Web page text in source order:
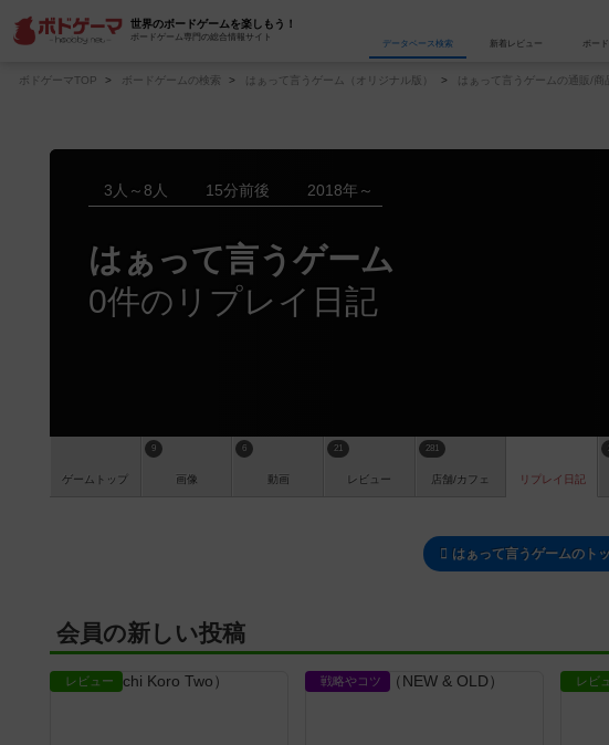
世界のボードゲームを楽しもう！
ボードゲーム専門の総合情報サイト
データベース 検索 新着レビュー
ボドゲーマTOP ボードゲームの検索 はぁって言うゲーム（オリジナル版） はぁって言うゲームの通販/商
3人～8人 15分前後 2018年～
はぁって言うゲーム
0件のリプレイ日記
ゲーム トップ
9
画像
6
動画
21
レビュー
281
店舗/カフェ リプレイ 日記
はぁって言うゲームのト
会員の新しい投稿
レビュー 戦略やコツ レビ